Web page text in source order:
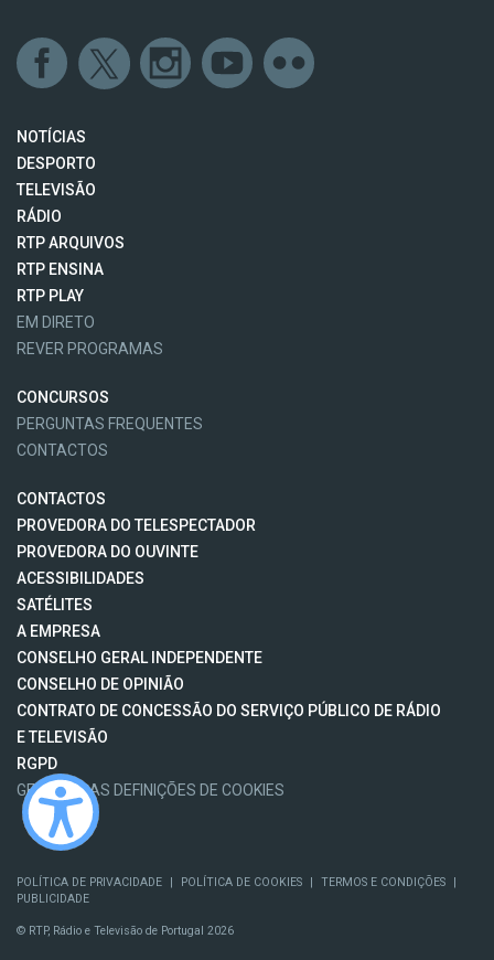
NOTÍCIAS
DESPORTO
TELEVISÃO
RÁDIO
RTP ARQUIVOS
RTP ENSINA
RTP PLAY
EM DIRETO
REVER PROGRAMAS
CONCURSOS
PERGUNTAS FREQUENTES
CONTACTOS
CONTACTOS
PROVEDORA DO TELESPECTADOR
PROVEDORA DO OUVINTE
ACESSIBILIDADES
SATÉLITES
A EMPRESA
CONSELHO GERAL INDEPENDENTE
CONSELHO DE OPINIÃO
CONTRATO DE CONCESSÃO DO SERVIÇO PÚBLICO DE RÁDIO
E TELEVISÃO
RGPD
GESTÃO DAS DEFINIÇÕES DE COOKIES
POLÍTICA DE PRIVACIDADE | POLÍTICA DE COOKIES | TERMOS E CONDIÇÕES
|
PUBLICIDADE
© RTP, Rádio e Televisão de Portugal 2026